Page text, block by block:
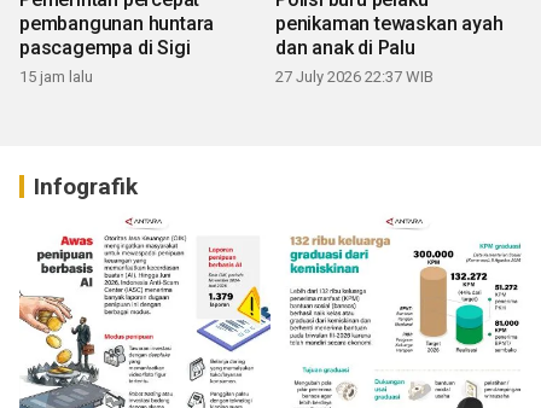
pembangunan huntara
pascagempa di Sigi
15 jam lalu
penikaman tewaskan ayah
dan anak di Palu
27 July 2026 22:37 WIB
Infografik